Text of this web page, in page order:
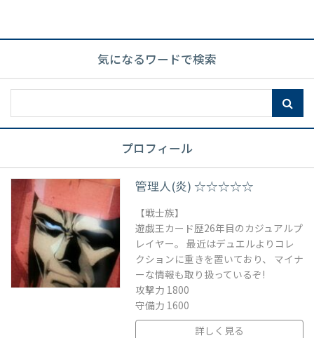
気になるワードで検索
プロフィール
管理人(炎) ☆☆☆☆☆
【戦士族】
遊戯王カード歴26年目のカジュアルプ
レイヤー。 最近はデュエルよりコレ
クションに重きを置いており、 マイナ
ーな情報も取り扱っているぞ!
攻撃力 1800
守備力 1600
詳しく見る